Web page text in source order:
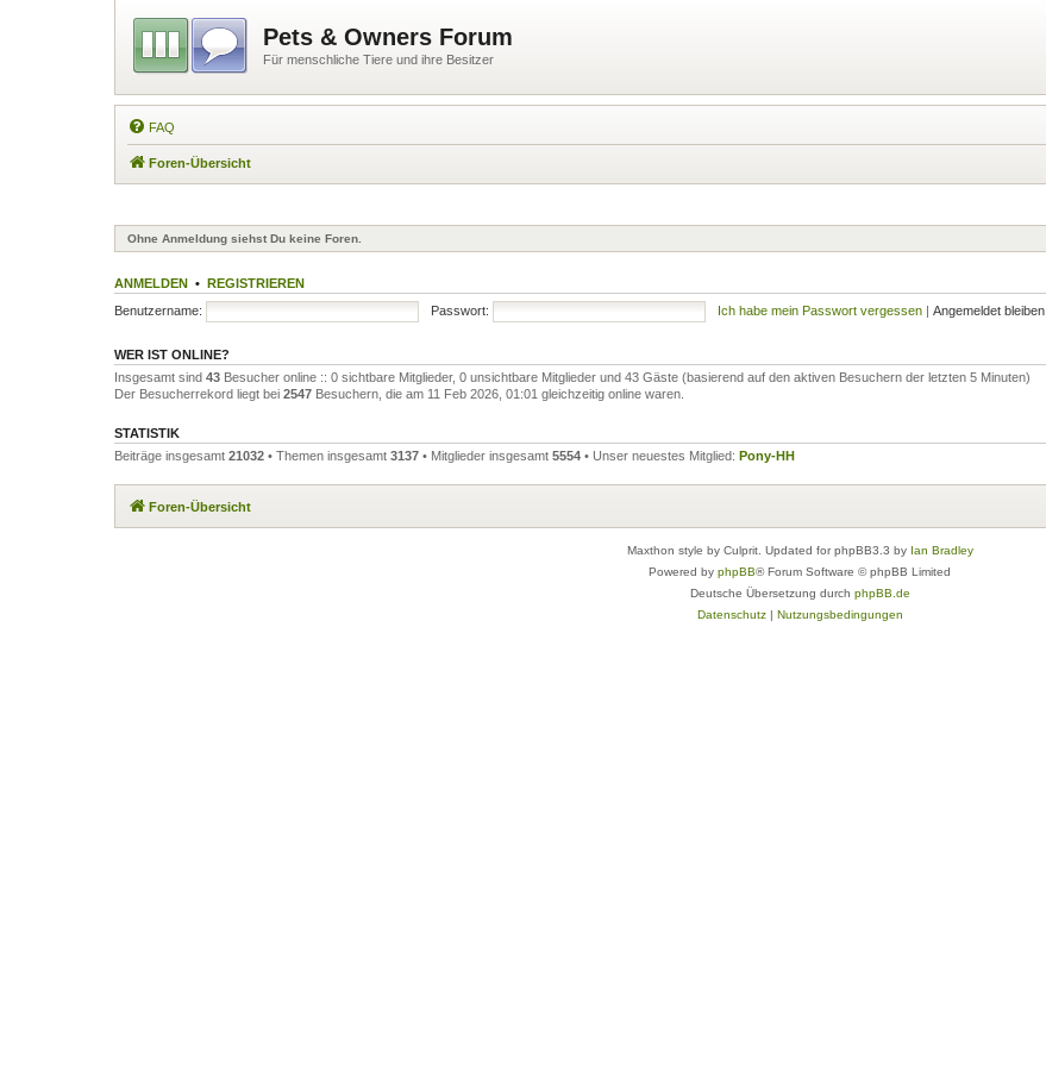
Pets & Owners Forum
Für menschliche Tiere und ihre Besitzer
FAQ
Foren-Übersicht
Ohne Anmeldung siehst Du keine Foren.
ANMELDEN • REGISTRIEREN
Benutzername:
Passwort: Ich habe mein Passwort vergessen | Angemeldet bleiben
WER IST ONLINE?
Insgesamt sind 43 Besucher online :: 0 sichtbare Mitglieder, 0 unsichtbare Mitglieder und 43 Gäste (basierend auf den aktiven Besuchern der letzten 5 Minuten)
Der Besucherrekord liegt bei 2547 Besuchern, die am 11 Feb 2026, 01:01 gleichzeitig online waren.
STATISTIK
Beiträge insgesamt 21032 • Themen insgesamt 3137 • Mitglieder insgesamt 5554 • Unser neuestes Mitglied: Pony-HH
Foren-Übersicht
Maxthon style by Culprit. Updated for phpBB3.3 by Ian Bradley
Powered by phpBB® Forum Software © phpBB Limited
Deutsche Übersetzung durch phpBB.de
Datenschutz| Nutzungsbedingungen